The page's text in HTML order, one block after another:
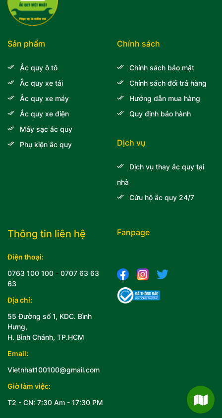
Thông tin liên hệ
Điện thoại:
0763 100 100 - 0707 63 63
63
Địa chỉ:
55 Đường số 1, KDC. Bình
Hưng,
H. Bình Chánh, TP.HCM
Email:
Vietnhat100100@gmail.com
Giờ làm việc:
T2 - CN: 7:30 Am - 17:30 PM
Sản phẩm
Ắc quy ô tô
Ắc quy xe tải
Ắc quy xe máy
Ắc quy xe điện
Máy sạc ắc quy
Phụ kiện ắc quy
Chính sách
Chính sách bảo mật
Chính sách đổi trả hàng
Hướng dẫn mua hàng
Quy định bảo hành
Dịch vụ
Dịch vụ thay ắc quy tại
nhà
Cứu hộ ắc quy 24/7
Fanpage